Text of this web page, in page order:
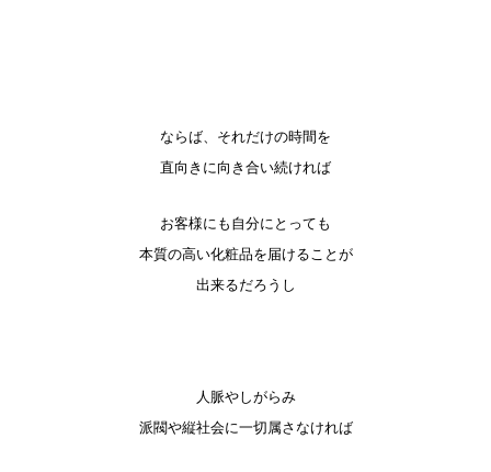
ならば、それだけの時間を
直向きに向き合い続ければ
お客様にも自分にとっても
本質の高い化粧品を届けることが
出来るだろうし
人脈やしがらみ
派閥や縦社会に一切属さなければ